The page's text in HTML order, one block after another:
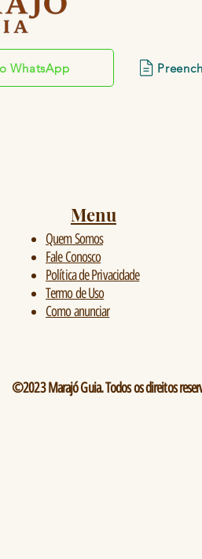
WhatsApp
Menu
Quem Somos
Fale Conosco
Política de Privacidade
Termo de Uso
Como anunciar
©2023 Marajó Guia. Todos os direitos